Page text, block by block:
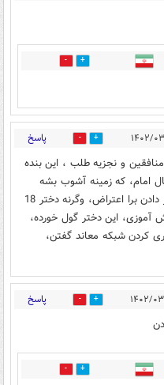
0
1 پاسخ
و نجزیه طلب ، این بنده
امام، که زمینه آشوب بشه
اون روز این دختر دست آویز و‌طعمه قرار دادن برا اعتراض، وگرنه دختر 18
این دختر گول خورده،
کردن شبکه معاند گفتن،
50 پاسخ
0